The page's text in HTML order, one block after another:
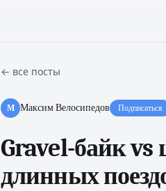
← все посты
М Максим Велосипедов Подписаться
Gravel-байк vs
длинных